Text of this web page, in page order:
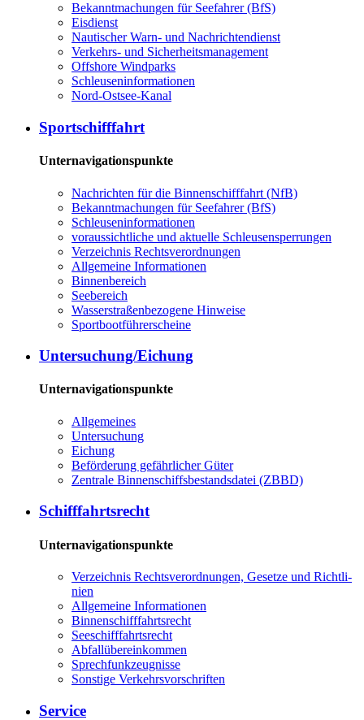
Be­kannt­ma­chun­gen für See­fah­rer (BfS)
Eis­dienst
Nau­ti­scher Warn-​ und Nach­rich­ten­dienst
Ver­kehrs-​ und Si­cher­heits­ma­na­ge­ment
Offs­ho­re Wind­parks
Schleu­sen­in­for­ma­tio­nen
Nord-​Ost­see-​Ka­nal
Sport­schiff­fahrt
Unternavigationspunkte
Nach­rich­ten für die Bin­nen­schiff­fahrt (NfB)
Be­kannt­ma­chun­gen für See­fah­rer (BfS)
Schleu­sen­in­for­ma­tio­nen
voraussichtliche und aktuelle Schleusensperrungen
Ver­zeich­nis Rechts­ver­ord­nun­gen
All­ge­mei­ne In­for­ma­tio­nen
Bin­nen­be­reich
See­be­reich
Was­ser­stra­ßen­be­zo­ge­ne Hin­wei­se
Sport­boot­füh­rer­schei­ne
Un­ter­su­chung/Ei­chung
Unternavigationspunkte
All­ge­mei­nes
Un­ter­su­chung
Ei­chung
Be­för­de­rung ge­fähr­li­cher Gü­ter
Zen­tra­le Bin­nen­schiffs­be­stands­da­tei (ZBBD)
Schiff­fahrts­recht
Unternavigationspunkte
Ver­zeich­nis Rechts­ver­ord­nun­gen, Ge­set­ze und Richt­li­
ni­en
All­ge­mei­ne In­for­ma­tio­nen
Bin­nen­schiff­fahrts­recht
See­schiff­fahrts­recht
Ab­fall­über­ein­kom­men
Sprech­funk­zeug­nis­se
Sons­ti­ge Ver­kehrs­vor­schrif­ten
Ser­vice